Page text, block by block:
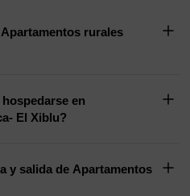
rurales
en
El Xiblu?
Apartamentos